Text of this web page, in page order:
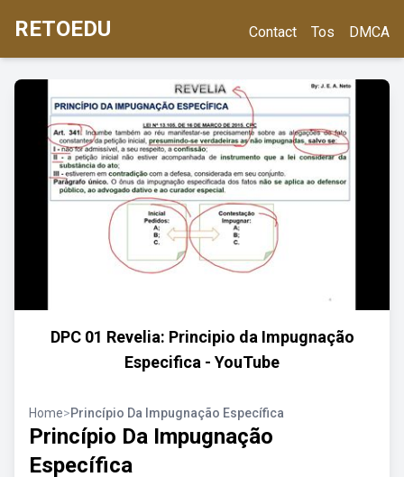
RETOEDU Contact Tos DMCA
DPC 01 Revelia: Principio da Impugnação
Especifica - YouTube
Home>Princípio Da Impugnação Específica
Princípio Da Impugnação
Específica